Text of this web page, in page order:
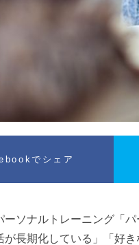
でシェア
ーソナルトレーニング「
が長期化している」「好